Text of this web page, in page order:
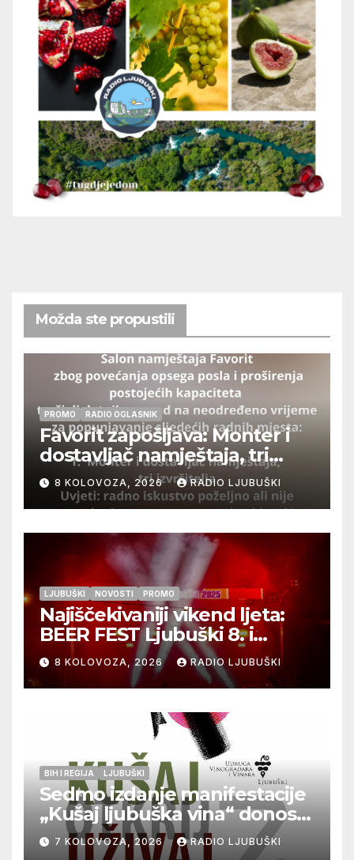
Možda ste propustili
PROMO RADIO OGLASNIK
Favorit zapošljava: Monter i
dostavljač namještaja, tri
izvršitelja
8 KOLOVOZA, 2026 RADIO LJUBUŠKI
LJUBUŠKI NOVOSTI PROMO
Najiščekivaniji vikend ljeta:
BEER FEST Ljubuški 8. i
9.kolovoza
8 KOLOVOZA, 2026 RADIO LJUBUŠKI
BIH I REGIJA LJUBUŠKI
Sedmo izdanje manifestacije
„Kušaj ljubuška vina“ donosi
vrhunska vina, gastronomiju i
glazbu
7 KOLOVOZA, 2026 RADIO LJUBUŠKI